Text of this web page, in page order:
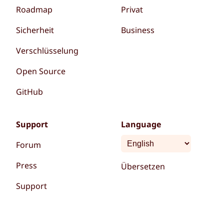
Roadmap
Sicherheit
Verschlüsselung
Open Source
GitHub
Privat
Business
Support
Forum
Press
Support
Language
Übersetzen